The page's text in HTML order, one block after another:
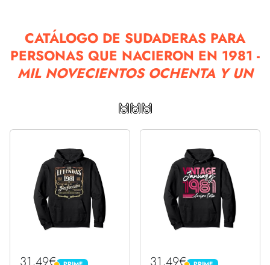
CATÁLOGO DE SUDADERAS PARA
PERSONAS QUE NACIERON EN 1981 -
MIL NOVECIENTOS OCHENTA Y UN
🙌🙌🙌